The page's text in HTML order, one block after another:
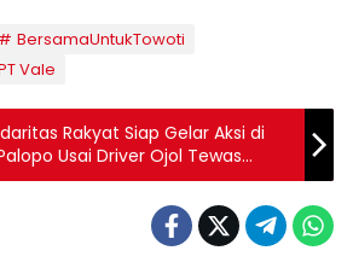
BersamaUntukTowoti
Vale
Rakyat Siap Gelar Aksi di
Usai Driver Ojol Tewas